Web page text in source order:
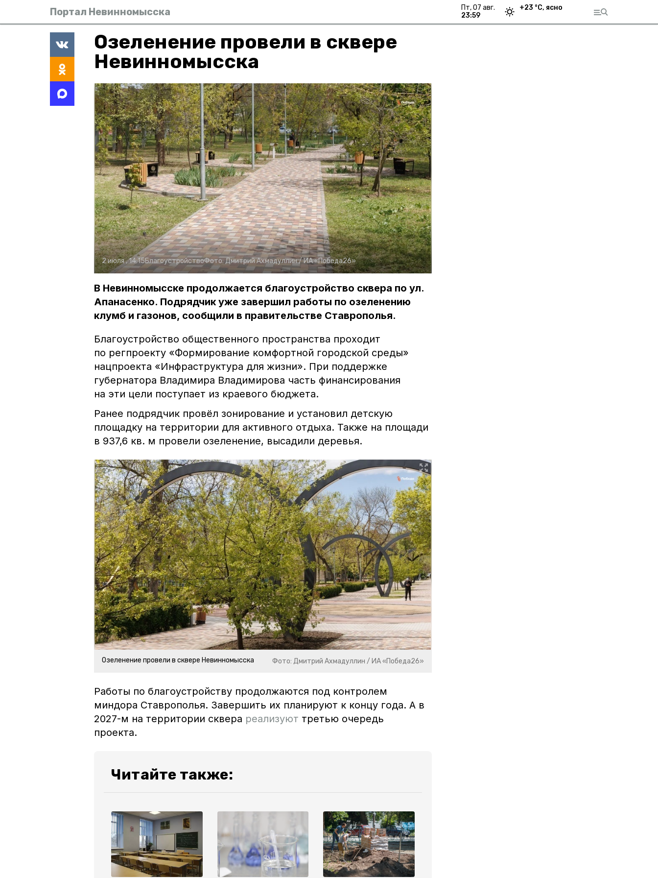
Портал Невинномысска
пт, 07 авг.
23:59
+23 °С, ясно
Озеленение провели в сквере
Невинномысска
2 июля , 14:15БлагоустройствоФото:Дмитрий Ахмадуллин /ИА «Победа26»
В Невинномысске продолжается благоустройство сквера по ул.
Апанасенко. Подрядчик уже завершил работы по озеленению
клумб и газонов, сообщили в правительстве Ставрополья.
Благоустройство общественного пространства проходит
по регпроекту «Формирование комфортной городской среды»
нацпроекта «Инфраструктура для жизни». При поддержке
губернатора Владимира Владимирова часть финансирования
на эти цели поступает из краевого бюджета.
Ранее подрядчик провёл зонирование и установил детскую
площадку на территории для активного отдыха. Также на площади
в 937,6 кв. м провели озеленение, высадили деревья.
Озеленение провели в сквере Невинномысска Фото: Дмитрий Ахмадуллин / ИА «Победа26»
Работы по благоустройству продолжаются под контролем
миндора Ставрополья. Завершить их планируют к концу года. А в
2027-м на территории сквера реализуют третью очередь
проекта.
Читайте также: